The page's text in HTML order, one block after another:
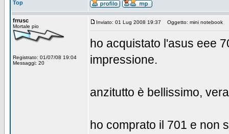
Top
frrusc
Mortale pio
Registrato: 01/07/08 19:04
Messaggi: 20
Inviato: 01 Lug 2008 19:37 Oggetto: mini notebook
ho acquistato l'asus eee
impressione.
anzitutto è bellissimo,
ho comprato il 701 e non